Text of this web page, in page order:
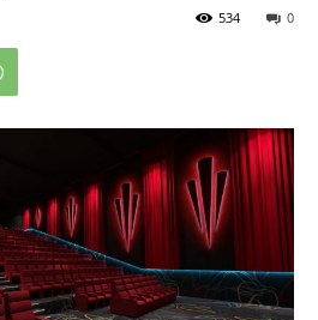
0
534